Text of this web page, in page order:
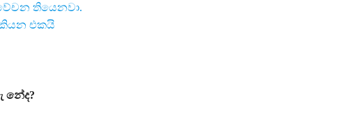
තියෙනවා.
කියන එකයි
නේද?